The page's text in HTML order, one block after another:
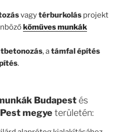
vagytérburkolás projekt
kőműves munkák
, atámfal építés
.
Budapest és
megye területén: